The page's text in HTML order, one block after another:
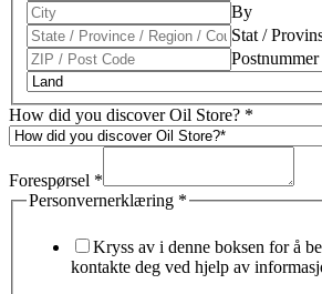
By
Stat /
Postnummer
How did you discover Oil Store? *
Forespørsel *
Personvernerklæring *
Kryss av i denne boksen for å
kontakte deg ved hjelp av